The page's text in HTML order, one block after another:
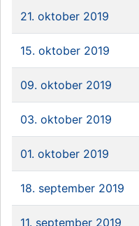
21. oktober 2019
15. oktober 2019
09. oktober 2019
03. oktober 2019
01. oktober 2019
18. september 2019
11. september 2019